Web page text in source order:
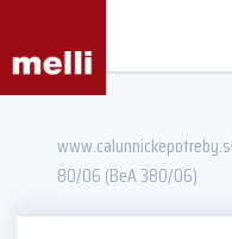
80/06 (BeA 380/06)